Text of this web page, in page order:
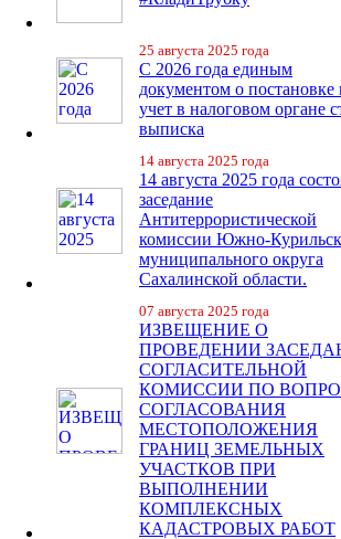
25 августа 2025 года
С 2026 года единым
документом о постановке
учет в налоговом органе
выписка
14 августа 2025 года
14 августа 2025 года
заседание
Антитеррористической
комиссии Южно-
муниципального округа
Сахалинской области.
07 августа 2025 года
ИЗВЕЩЕНИЕ О
ПРОВЕДЕНИИ
СОГЛАСИТЕЛЬНОЙ
КОМИССИИ ПО
СОГЛАСОВАНИЯ
МЕСТОПОЛОЖЕНИЯ
ГРАНИЦ ЗЕМЕЛЬНЫХ
УЧАСТКОВ ПРИ
ВЫПОЛНЕНИИ
КОМПЛЕКСНЫХ
КАДАСТРОВЫХ РАБОТ